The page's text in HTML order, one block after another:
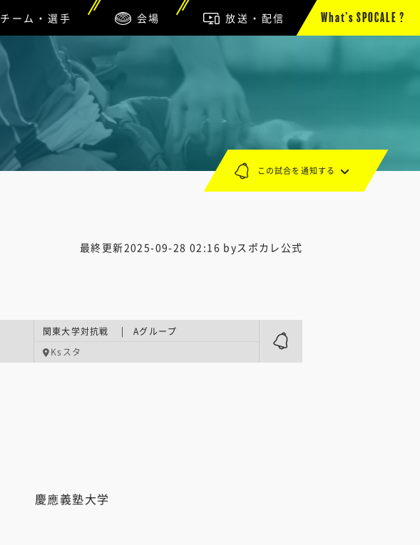
チーム・選手 会場 放送・配信 What’s SPOCALE ?
最終更新2025-09-28 02:16 byスポカレ公式
関東大学対抗戦 | Aグループ
Ksスタ
慶應義塾大学
この試合を通知する